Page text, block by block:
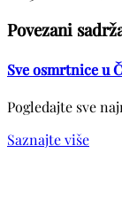
Povezani
Sve osmrtnice u
Pogledajte sve
Saznajte više